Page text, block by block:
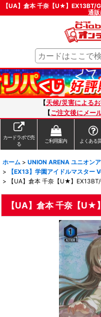
【UA】倉本 千奈【U★】
通
【天候/災害による
【ご注文後にメー
カードラボで売
る
ご利用案内 よくある
ホーム > UNION ARENA ユニオン
>
【EX13】学園アイドルマスター
>
【UA】倉本 千奈【U★】
【UA】倉本 千奈【